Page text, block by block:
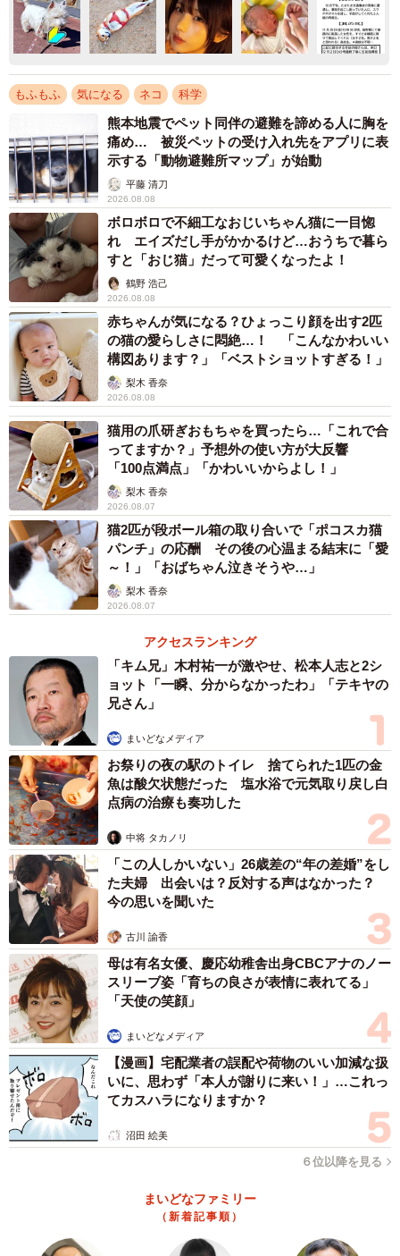
もふもふ 気になる ネコ 科学
熊本地震でペット同伴の避難を諦める人に胸を
痛め… 被災ペットの受け入れ先をアプリに表
示する「動物避難所マップ」が始動
平藤 清刀
2026.08.08
ボロボロで不細工なおじいちゃん猫に一目惚
れ エイズだし手がかかるけど…おうちで暮ら
すと「おじ猫」だって可愛くなったよ！
鶴野 浩己
2026.08.08
赤ちゃんが気になる？ひょっこり顔を出す2匹
の猫の愛らしさに悶絶…！ 「こんなかわいい
構図あります？」「ベストショットすぎる！」
梨木 香奈
2026.08.08
猫用の爪研ぎおもちゃを買ったら…「これで合
ってますか？」予想外の使い方が大反響
「100点満点」「かわいいからよし！」
梨木 香奈
2026.08.07
猫2匹が段ボール箱の取り合いで「ポコスカ猫
パンチ」の応酬 その後の心温まる結末に「愛
～！」「おばちゃん泣きそうや…」
梨木 香奈
2026.08.07
アクセスランキング
「キム兄」木村祐一が激やせ、松本人志と2シ
ョット「一瞬、分からなかったわ」「テキヤの
兄さん」
まいどなメディア
お祭りの夜の駅のトイレ 捨てられた1匹の金
魚は酸欠状態だった 塩水浴で元気取り戻し白
点病の治療も奏功した
中将 タカノリ
「この人しかいない」26歳差の“年の差婚”をし
た夫婦 出会いは？反対する声はなかった？
今の思いを聞いた
古川 諭香
母は有名女優、慶応幼稚舎出身CBCアナのノー
スリーブ姿「育ちの良さが表情に表れてる」
「天使の笑顔」
まいどなメディア
【漫画】宅配業者の誤配や荷物のいい加減な扱
いに、思わず「本人が謝りに来い！」…これっ
てカスハラになりますか？
沼田 絵美
６位以降を見る
まいどなファミリー
（新着記事順）